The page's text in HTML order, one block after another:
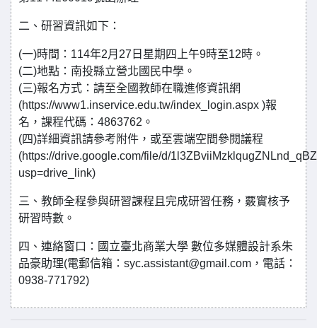
二、研習資訊如下：
(一)時間：114年2月27日星期四上午9時至12時。
(二)地點：南投縣立營北國民中學。
(三)報名方式：請至全國教師在職進修資訊網
(https://www1.inservice.edu.tw/index_login.aspx )報
名，課程代碼：4863762。
(四)詳細資訊請參考附件，或至雲端空間參閱議程
(https://drive.google.com/file/d/
usp=drive_link)
三、教師全程參與研習課程且完成研習任務，覈實核予
研習時數。
四、連絡窗口：國立臺北商業大學 數位多媒體設計系朱
品豪助理(電郵信箱：syc.assistant@gmail.com，電話：
0938-771792)